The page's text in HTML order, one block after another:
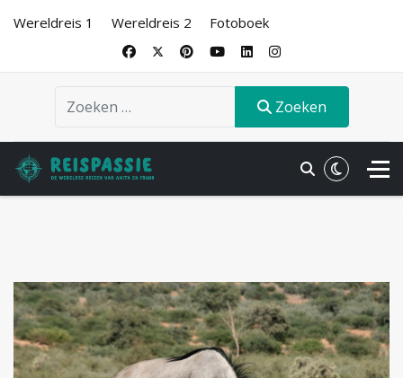
Wereldreis 1 Wereldreis 2 Fotoboek
Zoeken Zoeken